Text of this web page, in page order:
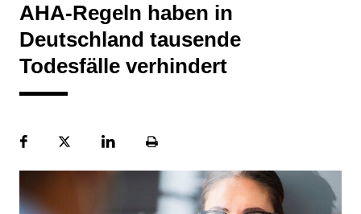
AHA-Regeln haben in
Deutschland tausende
Todesfälle verhindert
FacebookPlattformLinekdInSeite